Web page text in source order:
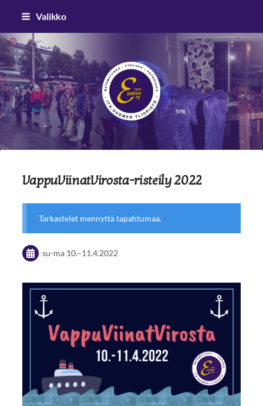
Siirry
sivun
sisältöön
Valikko
Epsilon ry
VappuViinatVirosta-risteily 2022
Tarkastelet mennyttä tapahtumaa.
su-ma 10.–11.4.2022